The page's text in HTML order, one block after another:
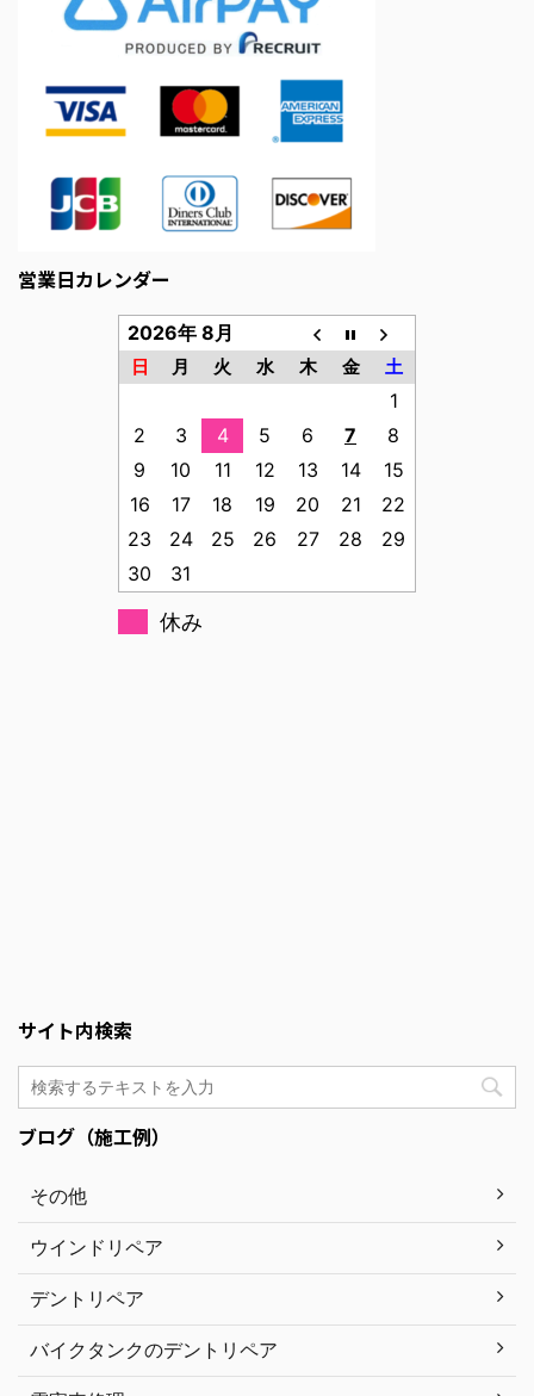
営業日カレンダー
2026年 8月
日 月 火 水 木 金 土
1
2
3 4 5 6 7
8
9
10 11 12 13 14
15
16
17 18 19 20 21
22
23
24 25 26 27 28
29
30
31
休み
サイト内検索
ブログ（施工例）
その他
ウインドリペア
デントリペア
バイクタンクのデントリペア